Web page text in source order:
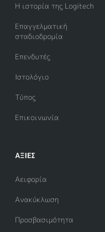
Η ιστορία της Logitech
Επαγγελματική
σταδιοδρομία
Επενδυτές
Ιστολόγιο
Τύπος
Επικοινωνία
ΑΞΊΕΣ
Αειφορία
Ανακύκλωση
Προσβασιμότητα